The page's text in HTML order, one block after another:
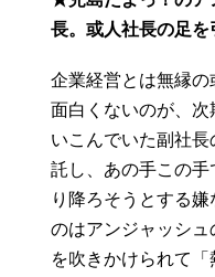
長。或人社長の足
企業経営とは無縁
面白くないのが、
いこんでいた副社
託し、あの手この
り降ろそうとする
のはアンジャッシ
を吹きかけられて